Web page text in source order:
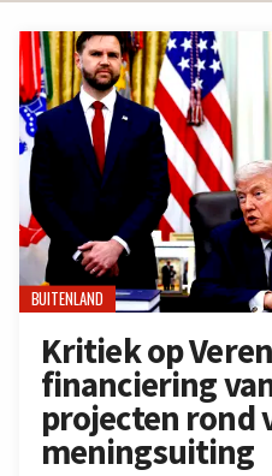
BUITENLAND
Kritiek op
financiering
projecten rond
meningsuiting